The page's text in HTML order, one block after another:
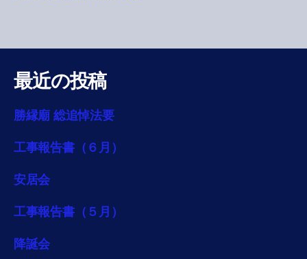
最近の投稿
勝縁廟 総追悼法要
工事報告書（６月）
安居会
工事報告書（５月）
降誕会